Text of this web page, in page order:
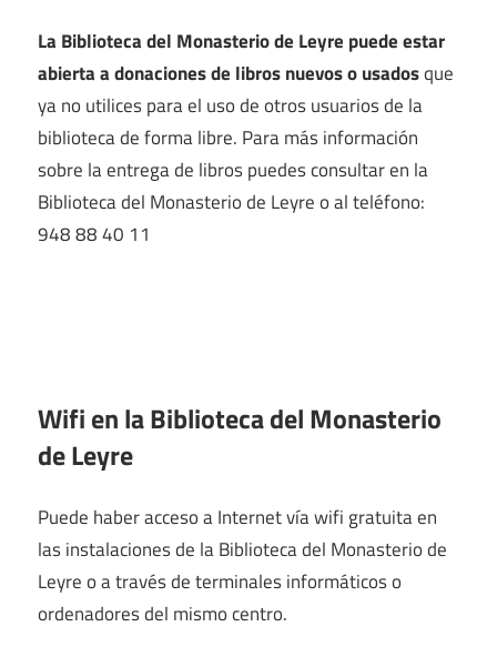
La Biblioteca del Monasterio de Leyre puede estar
abierta a donaciones de libros nuevos o usadosque
ya no utilices para el uso de otros usuarios de la
biblioteca de forma libre. Para más información
sobre la entrega de libros puedes consultar en la
Biblioteca del Monasterio de Leyre o al teléfono:
948 88 40 11
Wifi en laBiblioteca del Monasterio
de Leyre
Puede haber acceso a Internet vía wifi gratuita en
las instalaciones de la Biblioteca del Monasterio de
Leyre o a través de terminales informáticos o
ordenadores del mismo centro.